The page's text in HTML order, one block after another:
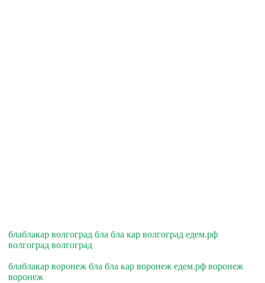
блаблакар волгоград бла бла кар волгоград едем.рф
волгоград волгоград
блаблакар воронеж бла бла кар воронеж едем.рф воронеж
воронеж